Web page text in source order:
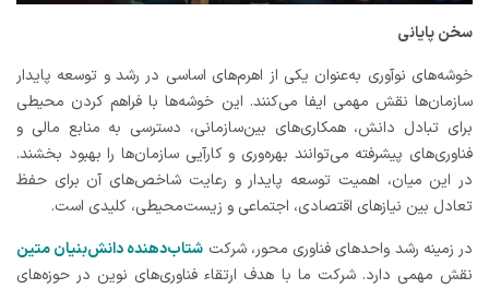
سخن پایانی
خوشه‌های نوآوری به‌عنوان یکی از اهرم‌های اساسی در رشد و توسعه پایدار
سازمان‌ها نقش مهمی ایفا می‌کنند. این خوشه‌ها با فراهم کردن محیطی
برای تبادل دانش، همکاری‌های بین‌سازمانی، دسترسی به منابع مالی و
فناوری‌های پیشرفته می‌توانند بهره‌وری و کارآیی سازمان‌ها را بهبود بخشند.
در این میان، اهمیت توسعه پایدار و رعایت شاخص‌های آن برای حفظ
تعادل بین نیازهای اقتصادی، اجتماعی و زیست‌محیطی، کلیدی است.
در زمینه رشد واحدهای فناوری محور، شرکت شتاب‌دهنده دانش‌بنیان متین
نقش مهمی دارد. شرکت ما با هدف ارتقاء فناوری‌های نوین در حوزه‌های